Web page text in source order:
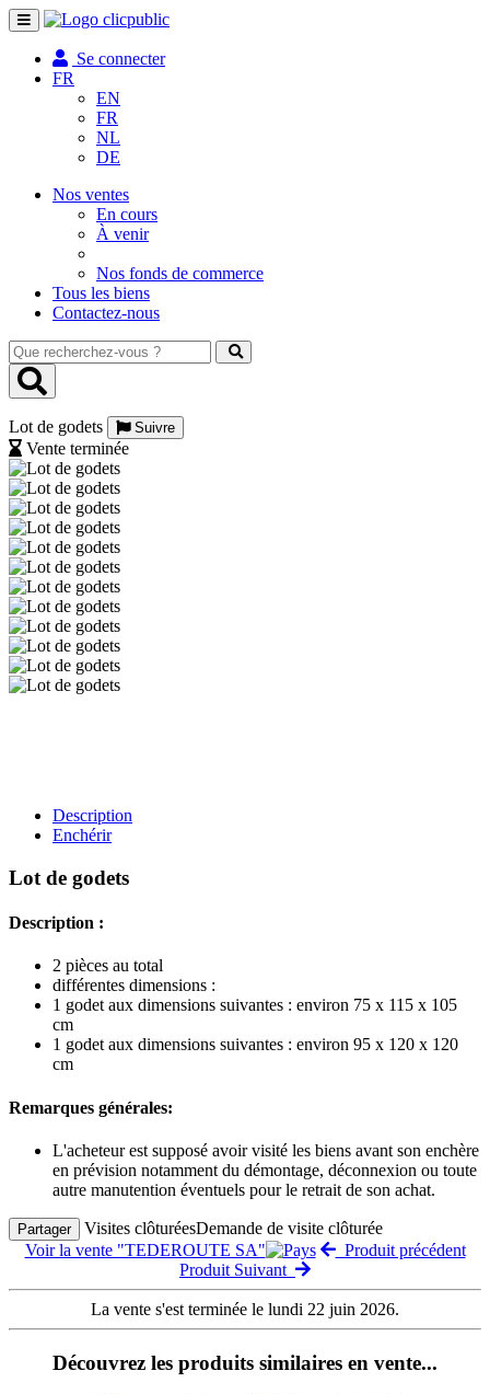
Toggle
navigation
Se connecter
FR
EN
FR
NL
DE
Nos ventes
En cours
À venir
Nos fonds de commerce
Tous les biens
Contactez-nous
Que
recherchez-
vous
Lot de godets
Suivre
Vente terminée
Description
Enchérir
Lot de godets
Description :
2 pièces au total
différentes dimensions :
1 godet aux dimensions suivantes : environ 75 x 115 x 105
cm
1 godet aux dimensions suivantes : environ 95 x 120 x 120
cm
Remarques générales:
L'acheteur est supposé avoir visité les biens avant son enchère
en prévision notamment du démontage, déconnexion ou toute
autre manutention éventuels pour le retrait de son achat.
Partager Visites clôturéesDemande de visite clôturée
Voir la vente "TEDEROUTE SA"
Produit précédent
Produit Suivant
La vente s'est terminée le lundi 22 juin 2026.
Découvrez les produits similaires en vente...